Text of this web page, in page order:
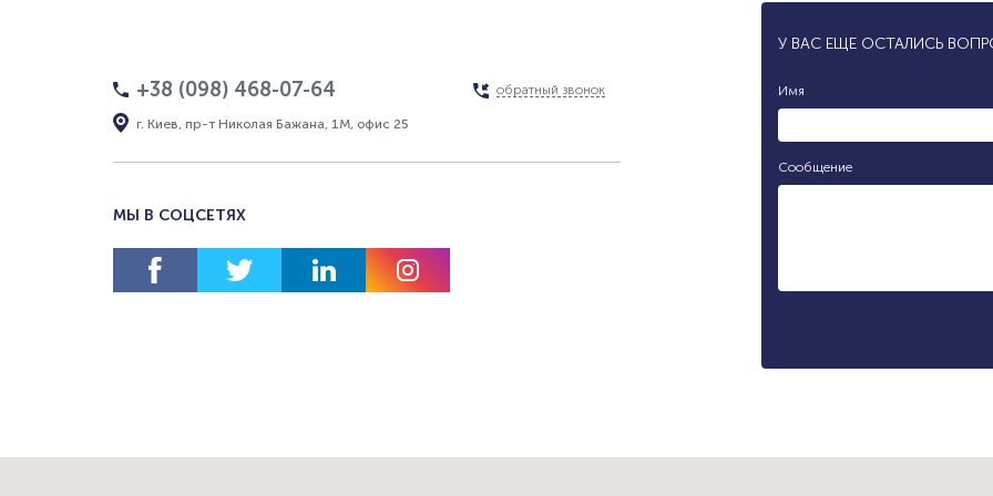
+38 (098) 468-07-64
г. Киев, пр-т Николая Бажана, 1М, офис 25
обратный звонок
МЫ В СОЦСЕТЯХ
У ВАС ЕЩЕ ОСТАЛИСЬ
Имя
Сообщение